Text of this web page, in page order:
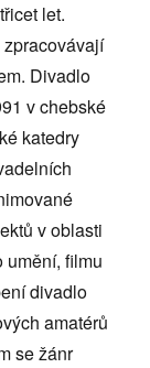
let.
Divadlo
v chebské
katedry
v oblasti
umění, filmu
divadlo
amatérů
se žánr